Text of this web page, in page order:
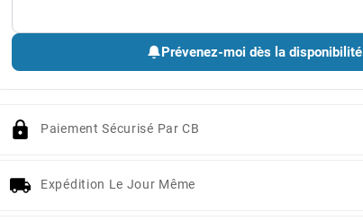
Prévenez-moi dès la disponibilité
Paiement Sécurisé Par CB
Expédition Le Jour Même